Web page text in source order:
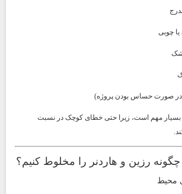
چوبی
صورت حساس بودن پروژه)
بسیار مهم است، زیرا حتی خطای کوچک در نسبت
رزین و هاردنر را مخلوط کنیم؟